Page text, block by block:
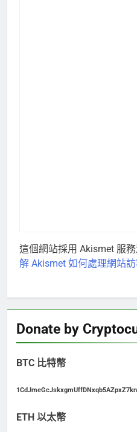
這個網站採用 Akismet 服
解 Akismet 如何處理網站
Donate by
BTC 比特幣
ETH 以太幣